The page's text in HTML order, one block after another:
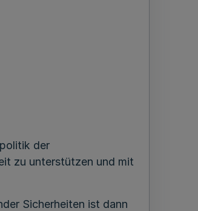
der
zu unterstützen und mit
Sicherheiten ist dann